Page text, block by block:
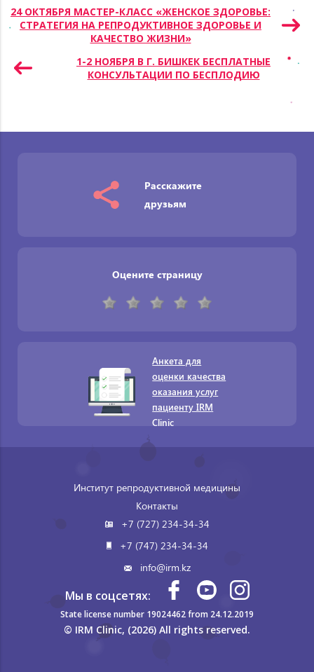
Навигация
по
24 ОКТЯБРЯ МАСТЕР-КЛАСС «ЖЕНСКОЕ ЗДОРОВЬЕ:
СТРАТЕГИЯ НА РЕПРОДУКТИВНОЕ ЗДОРОВЬЕ И
КАЧЕСТВО ЖИЗНИ»
1-2 НОЯБРЯ В Г. БИШКЕК БЕСПЛАТНЫЕ
КОНСУЛЬТАЦИИ ПО БЕСПЛОДИЮ
Расскажите
друзьям
Оцените страницу
Анкета для
оценки качества
оказания услуг
пациенту IRM
Clinic
Институт репродуктивной медицины
Контакты
+7 (727) 234-34-34
+7 (747) 234-34-34
info@irm.kz
Мы в соцсетях:
State license number 19024462 from 24.12.2019
© IRM Clinic, (2026) All rights reserved.